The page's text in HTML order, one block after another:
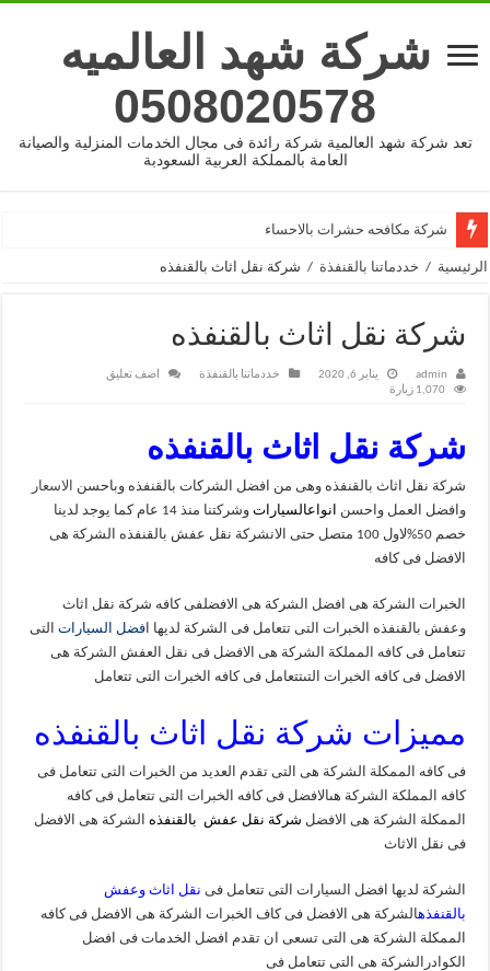
شركة شهد العالميه
0508020578
تعد شركة شهد العالمية شركة رائدة فى مجال الخدمات المنزلية والصيانة
العامة بالمملكة العربية السعودبة
شركة مكافحه حشرات بالاحساء
الرئيسية / خددماتنا بالقنفذة / شركة نقل اثاث بالقنفذه
شركة نقل اثاث بالقنفذه
admin يناير 6, 2020 خددماتنا بالقنفذة
اضف تعليق
1,070 زيارة
شركة نقل اثاث بالقنفذه
شركة نقل اثاث بالقنفذه وهى من افضل الشركات بالقنفذه وباحسن
الاسعار
وافضل العمل واحسن انواعالسيارات
وشركتنا منذ 14 عام كما يوجد لدينا
خصم 50%لاول 100 متصل حتى الانشركة نقل عفش بالقنفذه الشركة هى
الافضل فى كافه
الخبرات الشركة هى افضل الشركة هى الافضلفى كافه شركة نقل اثاث
وعفش بالقنفذه الخبرات التى تتعامل فى الشركة لديها افضل السيارات التى
تتعامل فى كافه المملكة الشركة هى الافضل فى نقل العفش الشركة هى
الافضل فى كافه الخبرات التىتتعامل فى كافه الخبرات التى تتعامل
مميزات شركة نقل اثاث بالقنفذه
فى كافه الممكلة الشركة هى التى تقدم العديد من الخبرات التى تتعامل فى
كافه المملكة الشركة هىالافضل فى كافه الخبرات التى تتعامل فى كافه
الممكلة الشركة هى الافضل شركة نقل عفش بالقنفذه
الشركة هى الافضل
فى نقل الاثاث
الشركة لديها افضل السيارات التى تتعامل فى نقل اثاث وعفش
بالقنفذهالشركة هى الافضل فى كاف الخبرات الشركة هى الافضل فى كافه
الممكلة الشركة هى التى تسعى ان تقدم افضل الخدمات فى افضل
الكوادرالشركة هى التى تتعامل فى